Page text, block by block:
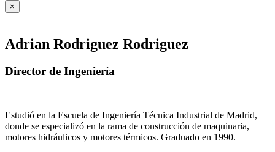
×
Adrian Rodriguez Rodriguez
Director de Ingeniería
Estudió en la Escuela de Ingeniería Técnica Industrial de Madrid,
donde se especializó en la rama de construcción de maquinaria,
motores hidráulicos y motores térmicos. Graduado en 1990.